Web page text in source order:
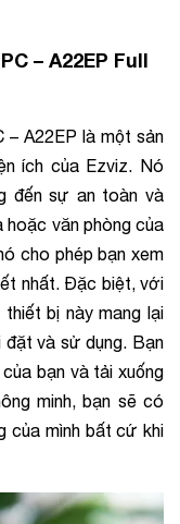
– A22EP Full
– A22EP là một sản
ích của Ezviz. Nó
đến sự an toàn và
văn phòng của
cho phép bạn xem
nhất. Đặc biệt, với
bị này mang lại
đặt và sử dụng. Bạn
bạn và tải xuống
minh, bạn sẽ có
của mình bất cứ khi